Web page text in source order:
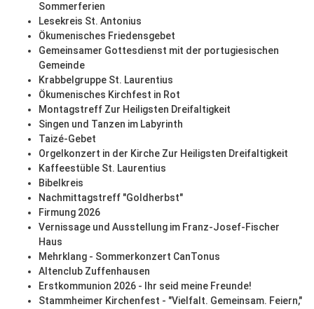
Sommerferien
Lesekreis St. Antonius
Ökumenisches Friedensgebet
Gemeinsamer Gottesdienst mit der portugiesischen
Gemeinde
Krabbelgruppe St. Laurentius
Ökumenisches Kirchfest in Rot
Montagstreff Zur Heiligsten Dreifaltigkeit
Singen und Tanzen im Labyrinth
Taizé-Gebet
Orgelkonzert in der Kirche Zur Heiligsten Dreifaltigkeit
Kaffeestüble St. Laurentius
Bibelkreis
Nachmittagstreff "Goldherbst"
Firmung 2026
Vernissage und Ausstellung im Franz-Josef-Fischer
Haus
Mehrklang - Sommerkonzert CanTonus
Altenclub Zuffenhausen
Erstkommunion 2026 - Ihr seid meine Freunde!
Stammheimer Kirchenfest - "Vielfalt. Gemeinsam. Feiern,"